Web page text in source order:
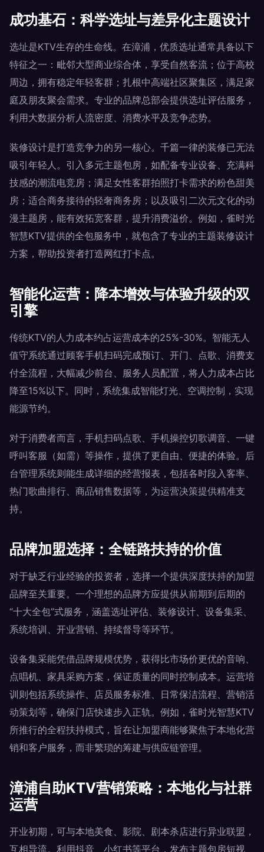
成功基石：科学选址与差异化主题设计
选址是KTV生存的生命线。在漳浦，优质选址通常具备以下
特征之一：毗邻大型商业综合体，享受自然客流；位于高校
周边，拥有稳定年轻客群；扎根中高端社区聚集区，满足家
庭及朋友聚会需求。专业的品牌总部会提供选址评估服务，
利用大数据分析人流密度、消费水平及竞争态势。
装修设计是打造竞争力的另一核心。千篇一律的装修已无法
吸引年轻人。引入多元主题包房，如配备专业设备、充满科
技感的潮流电竞房；满足女性客群拍照打卡需求的粉色甜美
房；适合商务接待的轻奢商务房；以及吸引二次元文化的动
漫主题房，能有效拓宽客群，提升消费溢价。例如，雀时光
智慧KTV提供的全包服务中，就包含了专业的主题装修设计
方案，帮助投资者打造网红打卡点。
智能化运营：降本增效与体验升级的双
引擎
传统KTV的人力成本约占运营成本的25%-30%。智能无人
值守系统通过顾客手机扫码完成预订、开门、点歌、消费支
付全流程，大幅减少前台、服务人员配置，将人力成本占比
降至15%以下。同时，系统集成智能灯光、空调控制，实现
能源节约。
对于消费者而言，手机扫码点歌、手机操控切歌调音、一键
呼叫客服（如需）等操作，提供了更自由、便捷的体验。后
台管理系统则能生成详细的经营报表，包括各时段入客率、
热门歌曲排行、商品销售数据等，为运营决策提供精准支
持。
品牌加盟选择：全链路扶持的价值
对于缺乏行业经验的投资者，选择一个提供深度扶持的加盟
品牌至关重要。一个理想的品牌方应提供从前期到后期的
“十大全包”式服务，涵盖选址评估、装修设计、设备集采、
系统培训、开业营销、持续督导等环节。
设备集采能凭借品牌规模优势，获得比市场价更优的音响、
点唱机、家具采购方案，保证质量的同时控制成本。运营培
训则包括系统操作、店员服务标准、日常保洁流程、营销活
动策划等，确保门店快速步入正轨。例如，雀时光智慧KTV
所推行的全程扶持模式，旨在让加盟商能够聚焦于本地化营
销和客户服务，而非繁琐的筹建与供应链管理。
漳浦自助KTV营销策略：本地化与社群
运营
开业初期，可与本地美食、影院、剧本杀店进行异业联盟，
互相导流。利用抖音、小红书等平台，发布主题包房短视